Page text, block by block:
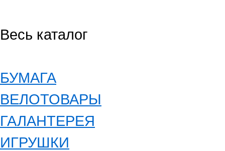
Весь каталог
БУМАГА
ВЕЛОТОВАРЫ
ГАЛАНТЕРЕЯ
ИГРУШКИ